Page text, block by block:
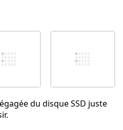
du disque SSD juste